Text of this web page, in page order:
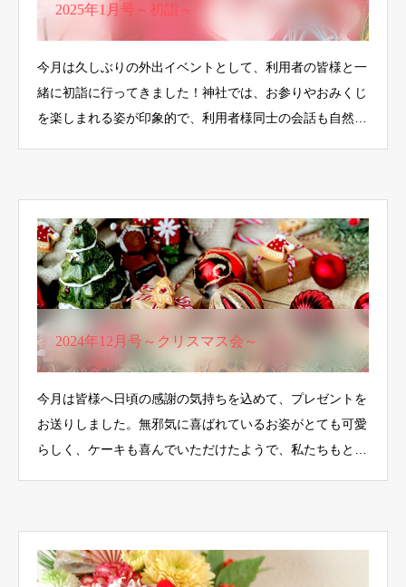
2025年1月号～初詣～
今月は久しぶりの外出イベントとして、利用者の皆様と一
緒に初詣に行ってきました！神社では、お参りやおみくじ
を楽しまれる姿が印象的で、利用者様同士の会話も自然
2024年12月号～クリスマス会～
今月は皆様へ日頃の感謝の気持ちを込めて、プレゼントを
お送りしました。無邪気に喜ばれているお姿がとても可愛
らしく、ケーキも喜んでいただけたようで、私たちもと